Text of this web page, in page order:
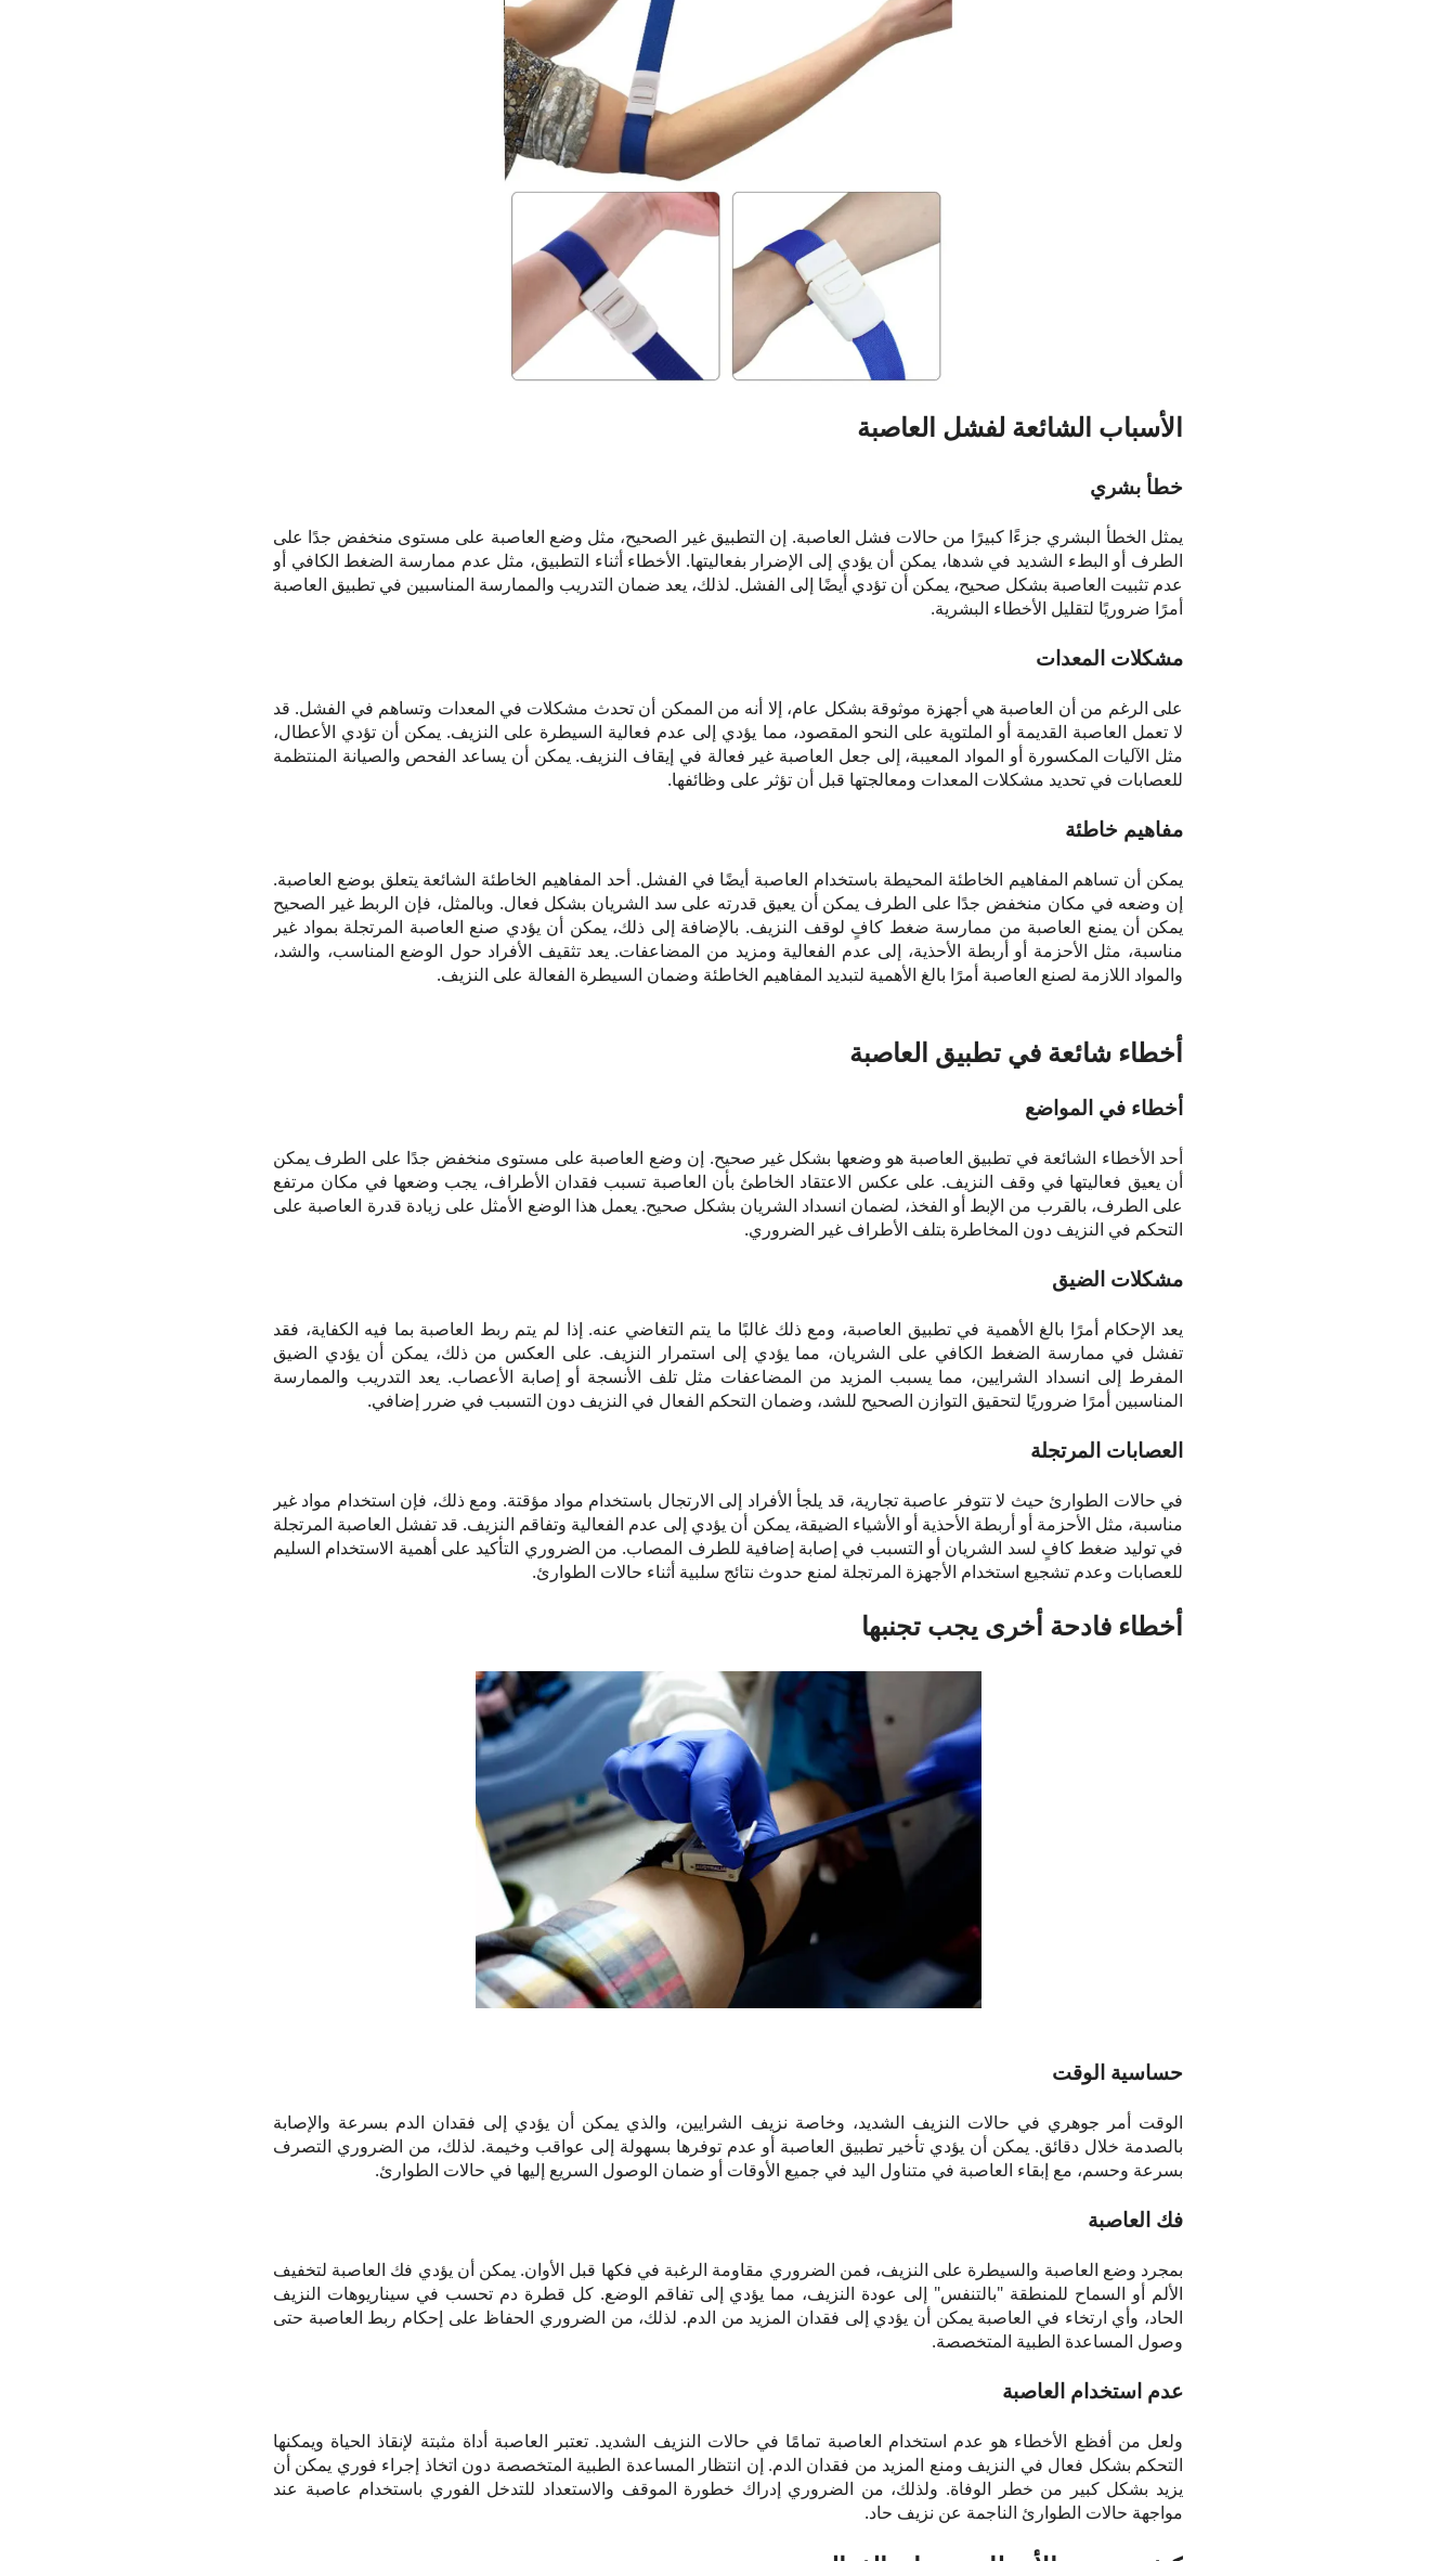
الأسباب الشائعة لفشل العاصبة
خطأ بشري
يمثل الخطأ البشري جزءًا كبيرًا من حالات فشل العاصبة. إن التطبيق غير الصحيح، مثل وضع العاصبة على مستوى منخفض جدًا على
الطرف أو البطء الشديد في شدها، يمكن أن يؤدي إلى الإضرار بفعاليتها. الأخطاء أثناء التطبيق، مثل عدم ممارسة الضغط الكافي أو
عدم تثبيت العاصبة بشكل صحيح، يمكن أن تؤدي أيضًا إلى الفشل. لذلك، يعد ضمان التدريب والممارسة المناسبين في تطبيق العاصبة
أمرًا ضروريًا لتقليل الأخطاء البشرية.
مشكلات المعدات
على الرغم من أن العاصبة هي أجهزة موثوقة بشكل عام، إلا أنه من الممكن أن تحدث مشكلات في المعدات وتساهم في الفشل. قد
لا تعمل العاصبة القديمة أو الملتوية على النحو المقصود، مما يؤدي إلى عدم فعالية السيطرة على النزيف. يمكن أن تؤدي الأعطال،
مثل الآليات المكسورة أو المواد المعيبة، إلى جعل العاصبة غير فعالة في إيقاف النزيف. يمكن أن يساعد الفحص والصيانة المنتظمة
للعصابات في تحديد مشكلات المعدات ومعالجتها قبل أن تؤثر على وظائفها.
مفاهيم خاطئة
يمكن أن تساهم المفاهيم الخاطئة المحيطة باستخدام العاصبة أيضًا في الفشل. أحد المفاهيم الخاطئة الشائعة يتعلق بوضع العاصبة.
إن وضعه في مكان منخفض جدًا على الطرف يمكن أن يعيق قدرته على سد الشريان بشكل فعال. وبالمثل، فإن الربط غير الصحيح
يمكن أن يمنع العاصبة من ممارسة ضغط كافٍ لوقف النزيف. بالإضافة إلى ذلك، يمكن أن يؤدي صنع العاصبة المرتجلة بمواد غير
مناسبة، مثل الأحزمة أو أربطة الأحذية، إلى عدم الفعالية ومزيد من المضاعفات. يعد تثقيف الأفراد حول الوضع المناسب، والشد،
والمواد اللازمة لصنع العاصبة أمرًا بالغ الأهمية لتبديد المفاهيم الخاطئة وضمان السيطرة الفعالة على النزيف.
أخطاء شائعة في تطبيق العاصبة
أخطاء في المواضع
أحد الأخطاء الشائعة في تطبيق العاصبة هو وضعها بشكل غير صحيح. إن وضع العاصبة على مستوى منخفض جدًا على الطرف يمكن
أن يعيق فعاليتها في وقف النزيف. على عكس الاعتقاد الخاطئ بأن العاصبة تسبب فقدان الأطراف، يجب وضعها في مكان مرتفع
على الطرف، بالقرب من الإبط أو الفخذ، لضمان انسداد الشريان بشكل صحيح. يعمل هذا الوضع الأمثل على زيادة قدرة العاصبة على
التحكم في النزيف دون المخاطرة بتلف الأطراف غير الضروري.
مشكلات الضيق
يعد الإحكام أمرًا بالغ الأهمية في تطبيق العاصبة، ومع ذلك غالبًا ما يتم التغاضي عنه. إذا لم يتم ربط العاصبة بما فيه الكفاية، فقد
تفشل في ممارسة الضغط الكافي على الشريان، مما يؤدي إلى استمرار النزيف. على العكس من ذلك، يمكن أن يؤدي الضيق
المفرط إلى انسداد الشرايين، مما يسبب المزيد من المضاعفات مثل تلف الأنسجة أو إصابة الأعصاب. يعد التدريب والممارسة
المناسبين أمرًا ضروريًا لتحقيق التوازن الصحيح للشد، وضمان التحكم الفعال في النزيف دون التسبب في ضرر إضافي.
العصابات المرتجلة
في حالات الطوارئ حيث لا تتوفر عاصبة تجارية، قد يلجأ الأفراد إلى الارتجال باستخدام مواد مؤقتة. ومع ذلك، فإن استخدام مواد غير
مناسبة، مثل الأحزمة أو أربطة الأحذية أو الأشياء الضيقة، يمكن أن يؤدي إلى عدم الفعالية وتفاقم النزيف. قد تفشل العاصبة المرتجلة
في توليد ضغط كافٍ لسد الشريان أو التسبب في إصابة إضافية للطرف المصاب. من الضروري التأكيد على أهمية الاستخدام السليم
للعصابات وعدم تشجيع استخدام الأجهزة المرتجلة لمنع حدوث نتائج سلبية أثناء حالات الطوارئ.
أخطاء فادحة أخرى يجب تجنبها
حساسية الوقت
الوقت أمر جوهري في حالات النزيف الشديد، وخاصة نزيف الشرايين، والذي يمكن أن يؤدي إلى فقدان الدم بسرعة والإصابة
بالصدمة خلال دقائق. يمكن أن يؤدي تأخير تطبيق العاصبة أو عدم توفرها بسهولة إلى عواقب وخيمة. لذلك، من الضروري التصرف
بسرعة وحسم، مع إبقاء العاصبة في متناول اليد في جميع الأوقات أو ضمان الوصول السريع إليها في حالات الطوارئ.
فك العاصبة
بمجرد وضع العاصبة والسيطرة على النزيف، فمن الضروري مقاومة الرغبة في فكها قبل الأوان. يمكن أن يؤدي فك العاصبة لتخفيف
الألم أو السماح للمنطقة "بالتنفس" إلى عودة النزيف، مما يؤدي إلى تفاقم الوضع. كل قطرة دم تحسب في سيناريوهات النزيف
الحاد، وأي ارتخاء في العاصبة يمكن أن يؤدي إلى فقدان المزيد من الدم. لذلك، من الضروري الحفاظ على إحكام ربط العاصبة حتى
وصول المساعدة الطبية المتخصصة.
عدم استخدام العاصبة
ولعل من أفظع الأخطاء هو عدم استخدام العاصبة تمامًا في حالات النزيف الشديد. تعتبر العاصبة أداة مثبتة لإنقاذ الحياة ويمكنها
التحكم بشكل فعال في النزيف ومنع المزيد من فقدان الدم. إن انتظار المساعدة الطبية المتخصصة دون اتخاذ إجراء فوري يمكن أن
يزيد بشكل كبير من خطر الوفاة. ولذلك، من الضروري إدراك خطورة الموقف والاستعداد للتدخل الفوري باستخدام عاصبة عند
مواجهة حالات الطوارئ الناجمة عن نزيف حاد.